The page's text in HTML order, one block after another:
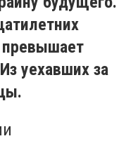
превышает
уехавших за